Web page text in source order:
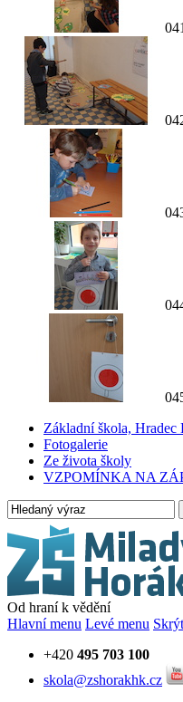
Základní škola,
Fotogalerie
Ze života školy
VZPOMÍNKA NA
Od hraní k vědění
Hlavní menu Levé menu
+420 495 703 100
skola@zshorakhk.cz